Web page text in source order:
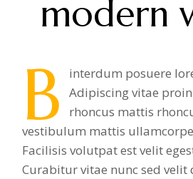
modern
B
interdum posuere
Adipiscing vitae
rhoncus mattis
vestibulum mattis
Facilisis volutpat est velit
Curabitur vitae nunc sed velit